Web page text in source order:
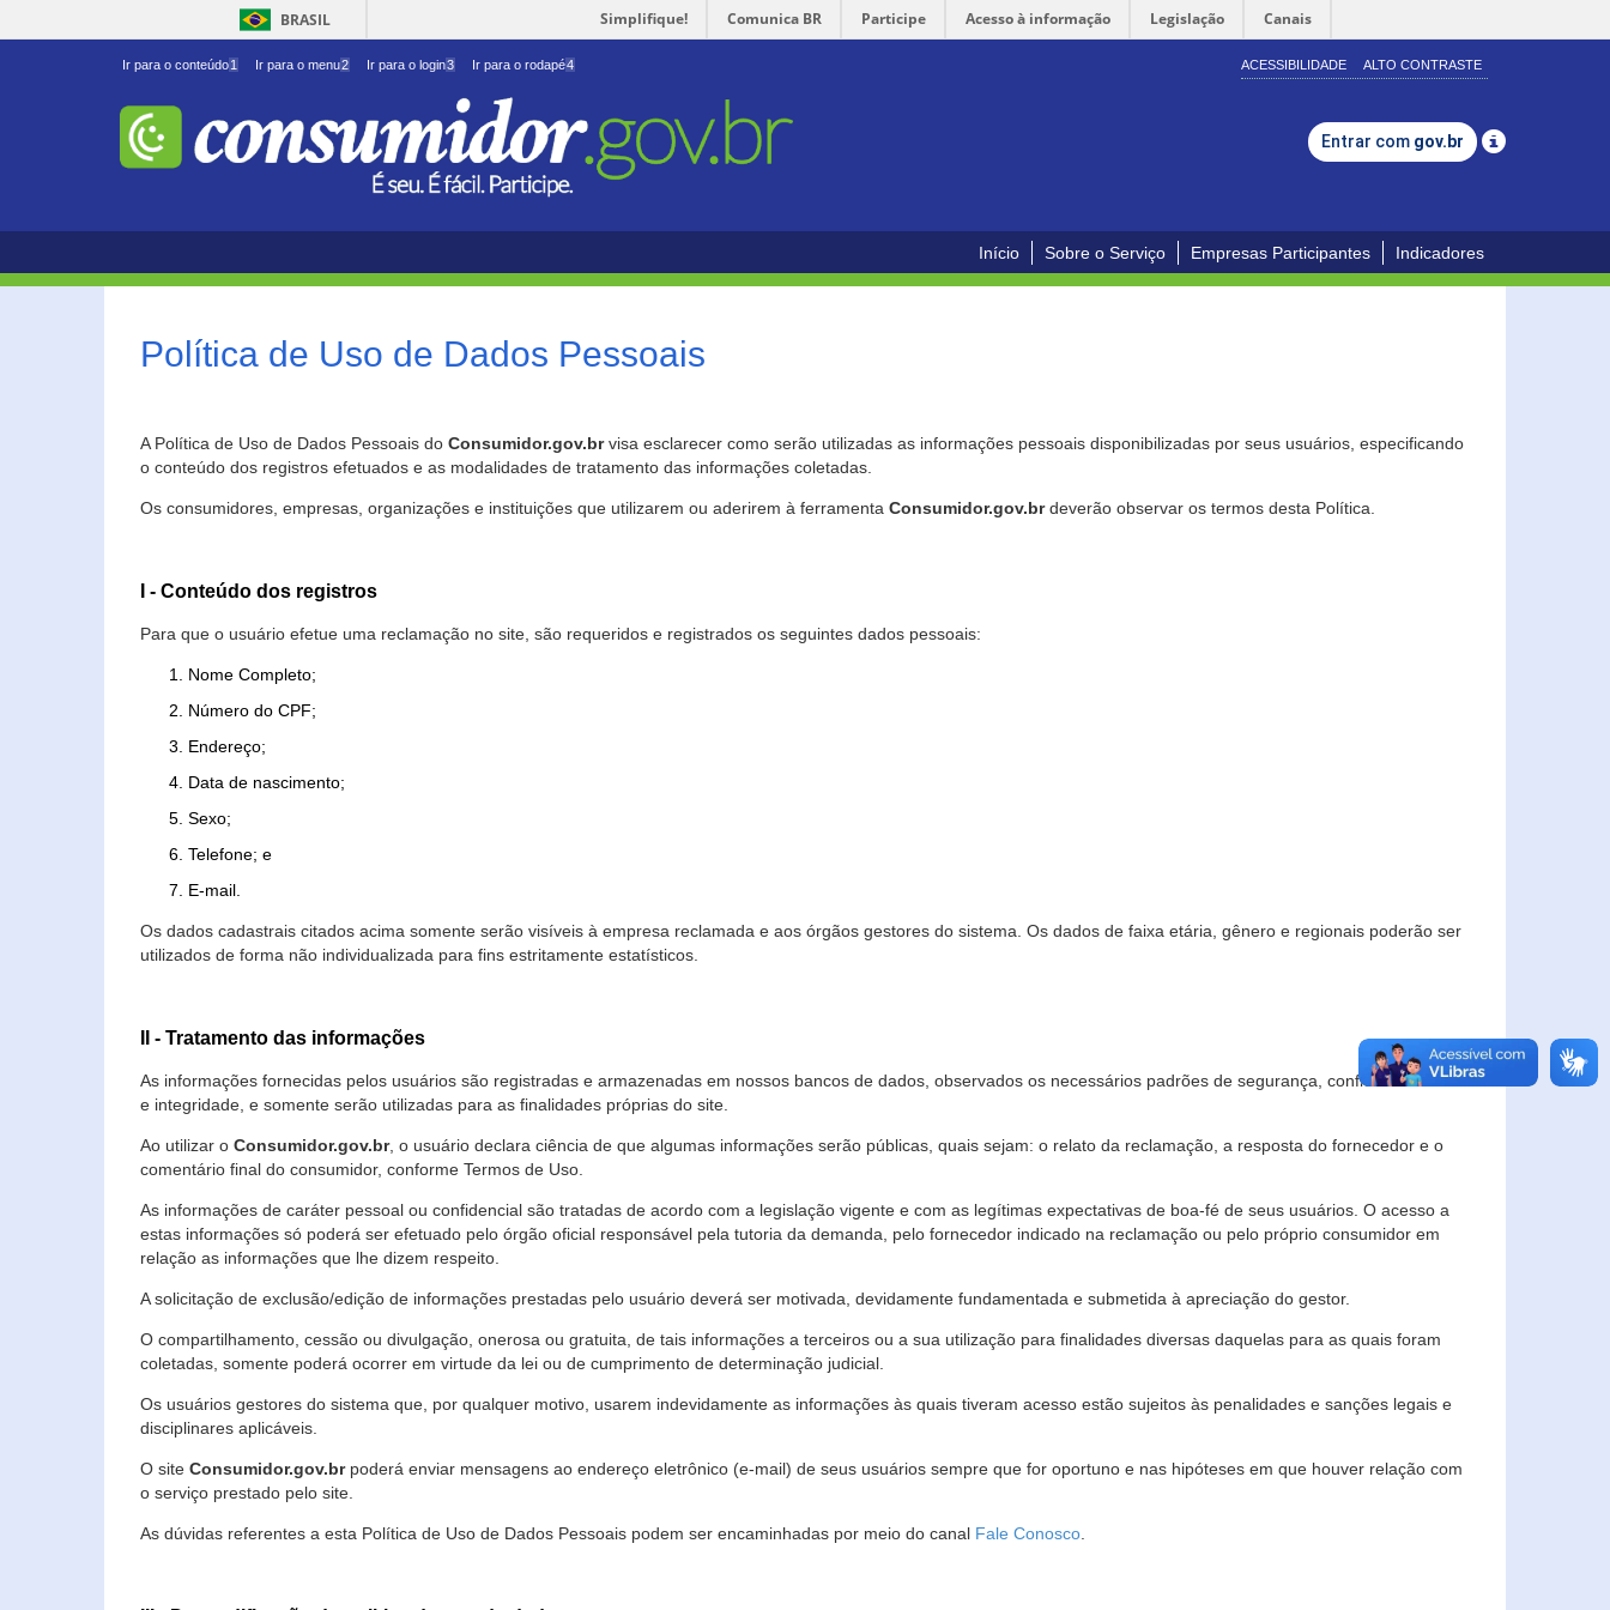
BRASIL Simplifique! Comunica BR Participe Acesso à informação Legislação Canais
Ir para o conteúdo1 Ir para o menu2 Ir para o login3 Ir para o rodapé4 ACESSIBILIDADE ALTO CONTRASTE
Entrar com gov.br
Início Sobre o Serviço Empresas Participantes Indicadores
Política de Uso de Dados Pessoais
A Política de Uso de Dados Pessoais do Consumidor.gov.brvisa esclarecer como serão utilizadas as informações pessoais disponibilizadas por seus usuários, especificando
o conteúdo dos registros efetuados e as modalidades de tratamento das informações coletadas.
Os consumidores, empresas, organizações e instituições que utilizarem ou aderirem à ferramenta Consumidor.gov.brdeverão observar os termos desta Política.
I - Conteúdo dos registros
Para que o usuário efetue uma reclamação no site, são requeridos e registrados os seguintes dados pessoais:
Nome Completo;
Número do CPF;
Endereço;
Data de nascimento;
Sexo;
Telefone; e
E-mail.
Os dados cadastrais citados acima somente serão visíveis à empresa reclamada e aos órgãos gestores do sistema. Os dados de faixa etária, gênero e regionais poderão ser
utilizados de forma não individualizada para fins estritamente estatísticos.
II - Tratamento das informações
As informações fornecidas pelos usuários são registradas e armazenadas em nossos bancos de dados, observados os necessários padrões de segurança, confidencialidade
e integridade, e somente serão utilizadas para as finalidades próprias do site.
Ao utilizar o Consumidor.gov.br, o usuário declara ciência de que algumas informações serão públicas, quais sejam: o relato da reclamação, a resposta do fornecedor e o
comentário final do consumidor, conforme Termos de Uso.
As informações de caráter pessoal ou confidencial são tratadas de acordo com a legislação vigente e com as legítimas expectativas de boa-fé de seus usuários. O acesso a
estas informações só poderá ser efetuado pelo órgão oficial responsável pela tutoria da demanda, pelo fornecedor indicado na reclamação ou pelo próprio consumidor em
relação as informações que lhe dizem respeito.
A solicitação de exclusão/edição de informações prestadas pelo usuário deverá ser motivada, devidamente fundamentada e submetida à apreciação do gestor.
O compartilhamento, cessão ou divulgação, onerosa ou gratuita, de tais informações a terceiros ou a sua utilização para finalidades diversas daquelas para as quais foram
coletadas, somente poderá ocorrer em virtude da lei ou de cumprimento de determinação judicial.
Os usuários gestores do sistema que, por qualquer motivo, usarem indevidamente as informações às quais tiveram acesso estão sujeitos às penalidades e sanções legais e
disciplinares aplicáveis.
O site Consumidor.gov.brpoderá enviar mensagens ao endereço eletrônico (e-mail) de seus usuários sempre que for oportuno e nas hipóteses em que houver relação com
o serviço prestado pelo site.
As dúvidas referentes a esta Política de Uso de Dados Pessoais podem ser encaminhadas por meio do canal Fale Conosco